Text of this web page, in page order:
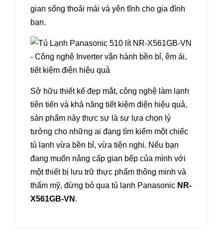
gian sống thoải mái và yên tĩnh cho gia đình
bạn.
Sở hữu thiết kế đẹp mắt, công nghệ làm lạnh
tiên tiến và khả năng tiết kiệm điện hiệu quả,
sản phẩm này thực sự là sự lựa chọn lý
tưởng cho những ai đang tìm kiếm một chiếc
tủ lạnh vừa bền bỉ, vừa tiện nghi. Nếu bạn
đang muốn nâng cấp gian bếp của mình với
một thiết bị lưu trữ thực phẩm thông minh và
thẩm mỹ, đừng bỏ qua tủ lạnh Panasonic NR-
X561GB-VN .